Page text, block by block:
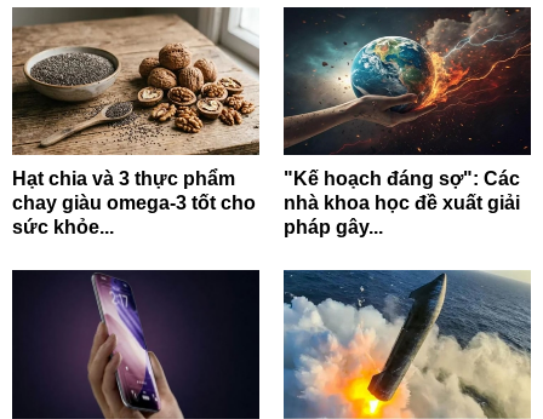
Hạt chia và 3 thực phẩm
chay giàu omega-3 tốt cho
sức khỏe...
"Kế hoạch đáng sợ": Các
nhà khoa học đề xuất giải
pháp gây...